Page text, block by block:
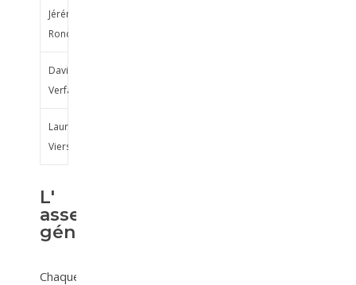
Jérémie
Rondel
David
Verfaillie
Laurent
Viers
L'
assemblée
générale
Chaque